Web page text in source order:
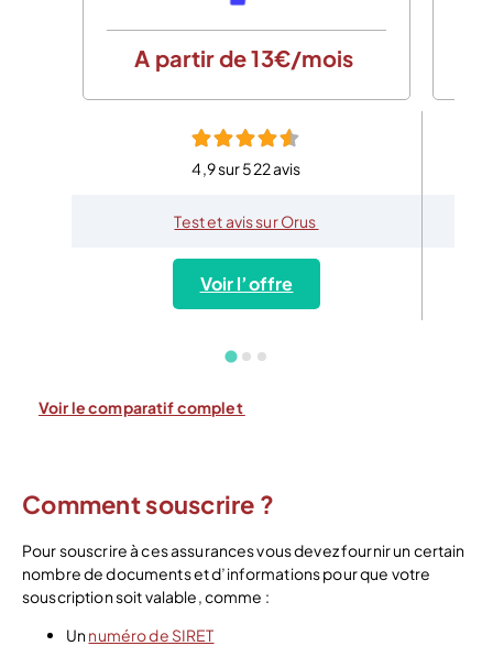
A partir de 13€/mois
4,9 sur 522 avis
Test et avis sur Orus
Voir l’offre
Voir le comparatif complet
Comment souscrire ?
Pour souscrire à ces assurances vous devez fournir un certain
nombre de documents et d’informations pour que votre
souscription soit valable, comme :
Unnuméro de SIRET